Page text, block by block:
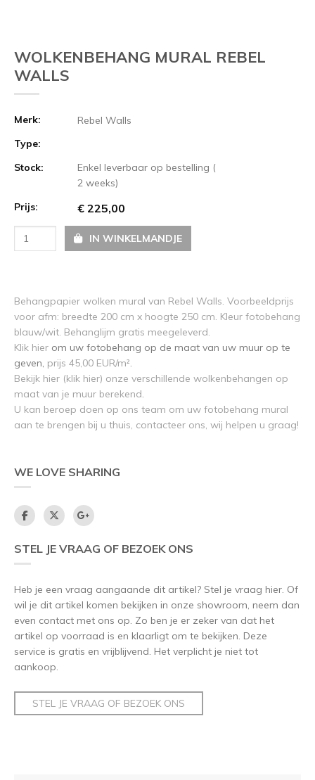
WOLKENBEHANG MURAL REBEL
WALLS
Merk:
Rebel Walls
Type:
Stock:
Enkel leverbaar op bestelling (
2 weeks)
Prijs:
€ 225,00
IN WINKELMANDJE
Behangpapier wolken mural van Rebel Walls. Voorbeeldprijs
voor afm: breedte 200 cm x hoogte 250 cm. Kleur fotobehang
blauw/wit. Behanglijm gratis meegeleverd.
Klik hier om uw fotobehang op de maat van uw muur op te
geven, prijs 45,00 EUR/m²
Bekijk hier (klik hier) onze verschillende wolkenbehangen op
maat van je muur berekend
U kan beroep doen op ons team om uw fotobehang mural
aan te brengen bij u thuis, contacteer ons, wij helpen u graag!
WE LOVE SHARING
STEL JE VRAAG OF BEZOEK ONS
Heb je een vraag aangaande dit artikel? Stel je vraag hier. Of
wil je dit artikel komen bekijken in onze showroom, neem dan
even contact met ons op. Zo ben je er zeker van dat het
artikel op voorraad is en klaarligt om te bekijken. Deze
service is gratis en vrijblijvend. Het verplicht je niet tot
aankoop.
STEL JE VRAAG OF BEZOEK ONS